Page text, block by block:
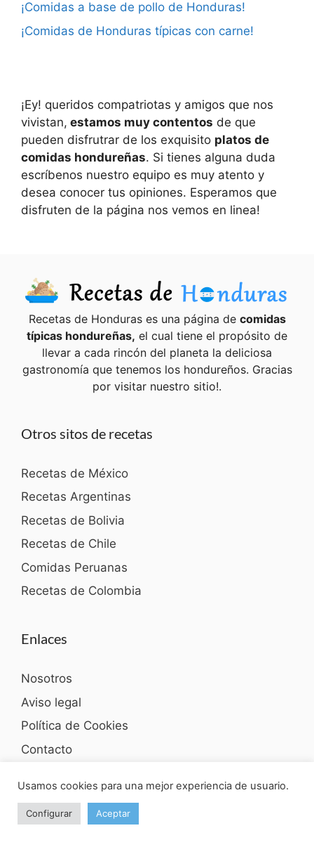
¡Comidas a base de pollo de Honduras!
¡Comidas de Honduras típicas con carne!
¡Ey! queridos compatriotas y amigos que nos
vivistan, estamos muy contentos de que
pueden disfrutrar de los exquisito platos de
comidas hondureñas. Si tienes alguna duda
escríbenos nuestro equipo es muy atento y
desea conocer tus opiniones. Esperamos que
disfruten de la página nos vemos en linea!
Recetas de Honduras es una página de comidas
típicas hondureñas, el cual tiene el propósito de
llevar a cada rincón del planeta la deliciosa
gastronomía que tenemos los hondureños. Gracias
por visitar nuestro sitio!.
Otros sitos de recetas
Recetas de México
Recetas Argentinas
Recetas de Bolivia
Recetas de Chile
Comidas Peruanas
Recetas de Colombia
Enlaces
Nosotros
Aviso legal
Política de Cookies
Contacto
2026 Recetas de Honduras © Orgullosos de la
Usamos cookies para una mejor experiencia de usuario.
Configurar Aceptar